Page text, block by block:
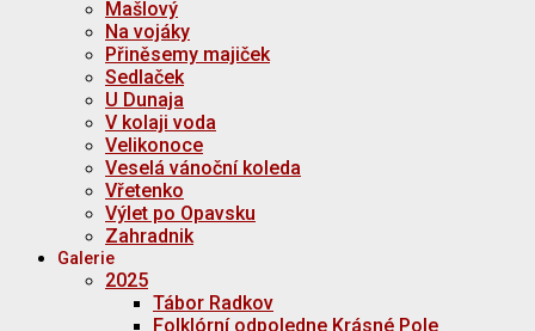
Mašlový
Na vojáky
Přiněsemy majiček
Sedlaček
U Dunaja
V kolaji voda
Velikonoce
Veselá vánoční koleda
Vřetenko
Výlet po Opavsku
Zahradnik
Galerie
2025
Tábor Radkov
Folklórní odpoledne Krásné Pole